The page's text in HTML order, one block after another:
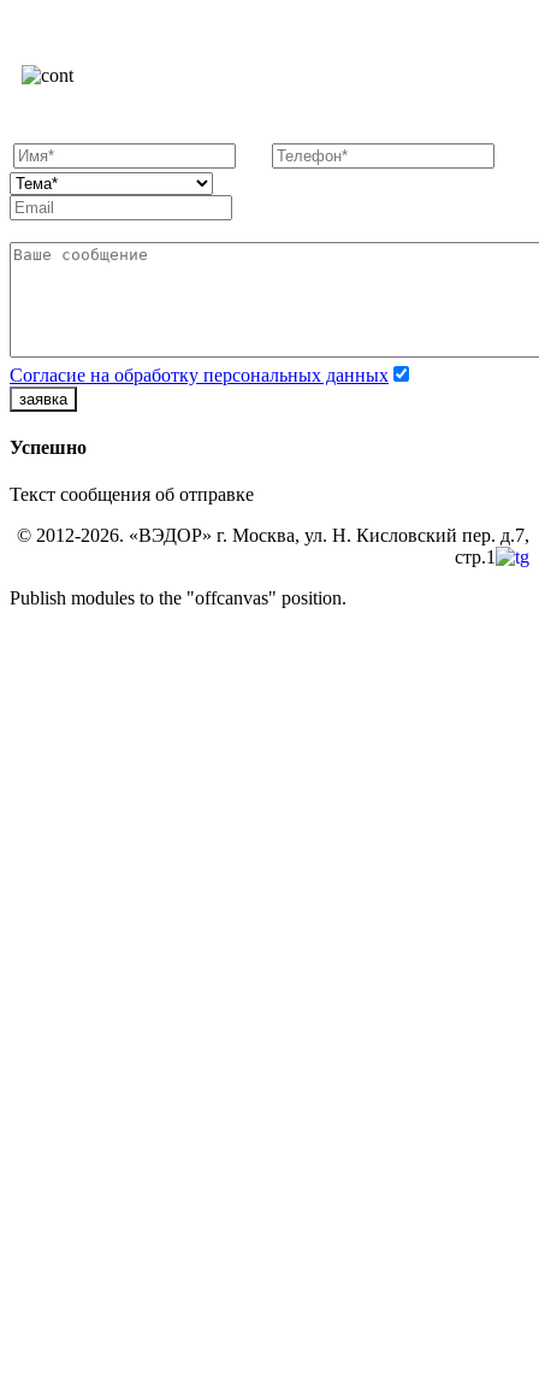
Согласие на обработку персональных данных
заявка
Успешно
Текст сообщения об отправке
© 2012-2026. «ВЭДОР» г. Москва, ул. Н. Кисловский пер. д.7,
стр.1
Publish modules to the "offcanvas" position.